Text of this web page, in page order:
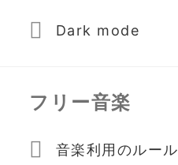
Dark mode
フリー音楽
音楽利用のルール